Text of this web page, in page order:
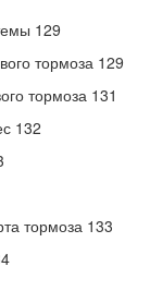
129
тормоза 129
тормоза 131
132
тормоза 133